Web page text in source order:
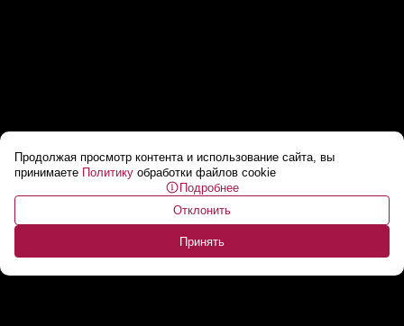
Продолжая просмотр контента и использование сайта, вы
принимаете Политику обработки файлов cookie
Подробнее
Отклонить
Принять
Инцидент в Домодедово. У лайнера,
летевшего в Таиланд, загорелся двигатель...